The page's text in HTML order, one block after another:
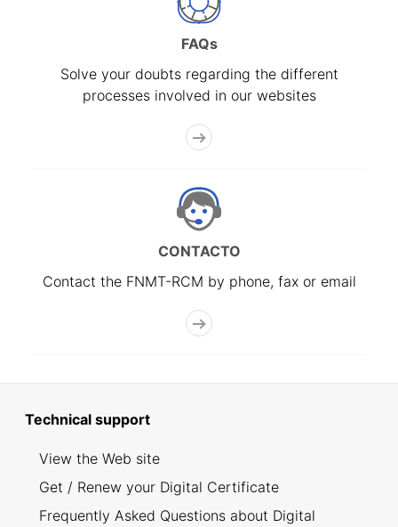
FAQs
Solve your doubts regarding the different
processes involved in our websites
CONTACTO
Contact the FNMT-RCM by phone, fax or email
Technical support
View the Web site
Get / Renew your Digital Certificate
Frequently Asked Questions about Digital